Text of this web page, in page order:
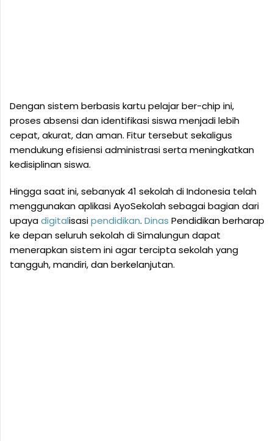
Dengan sistem berbasis kartu pelajar ber-chip ini,
proses absensi dan identifikasi siswa menjadi lebih
cepat, akurat, dan aman. Fitur tersebut sekaligus
mendukung efisiensi administrasi serta meningkatkan
kedisiplinan siswa.
Hingga saat ini, sebanyak 41 sekolah di Indonesia telah
menggunakan aplikasi AyoSekolah sebagai bagian dari
upayadigitalisasipendidikan. Dinas Pendidikan berharap
ke depan seluruh sekolah di Simalungun dapat
menerapkan sistem ini agar tercipta sekolah yang
tangguh, mandiri, dan berkelanjutan.